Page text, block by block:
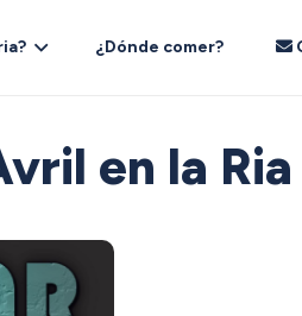
¿Dónde comer?
en la